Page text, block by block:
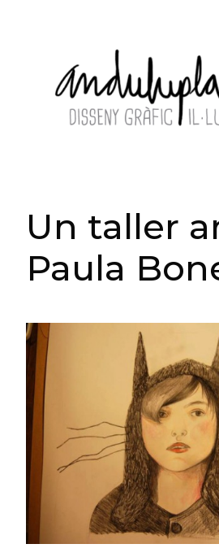
Un taller
Paula